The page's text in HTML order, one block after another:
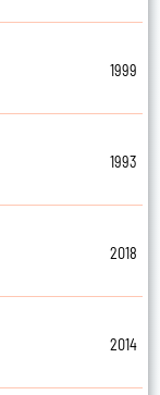
1999
1993
2018
2014